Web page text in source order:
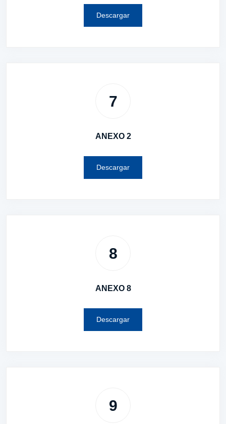
Descargar
7
ANEXO 2
Descargar
8
ANEXO 8
Descargar
9